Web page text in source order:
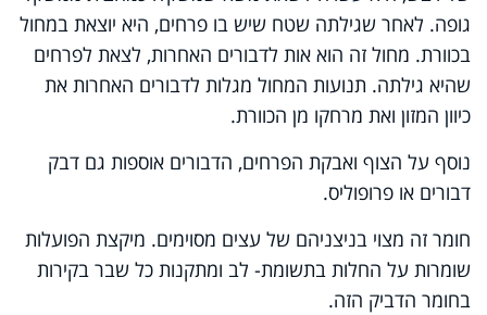
גופה. לאחר שגילתה שטח שיש בו פרחים, היא יוצאת במחול
בכוורת. מחול זה הוא אות לדבורים האחרות, לצאת לפרחים
שהיא גילתה. תנועות המחול מגלות לדבורים האחרות את
כיוון המזון ואת מרחקו מן הכוורת.
נוסף על הצוף ואבקת הפרחים, הדבורים אוספות גם דבק
דבורים או פרופוליס.
חומר זה מצוי בניצניהם של עצים מסוימים. מיקצת הפועלות
שומרות על החלות בתשומת- לב ומתקנות כל שבר בקירות
בחומר הדביק הזה.